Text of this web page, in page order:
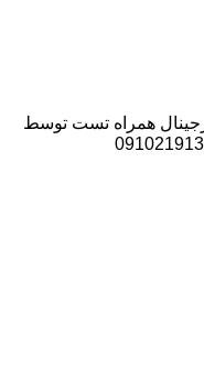
همراه تست توسط